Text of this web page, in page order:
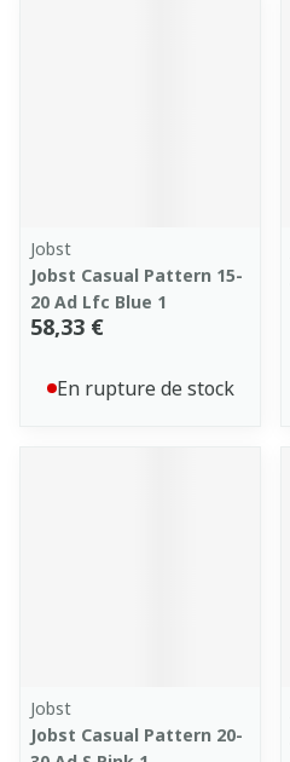
Jobst
Jobst Casual Pattern 15-
20 Ad Lfc Blue 1
58,33 €
En rupture de stock
Jobst
Jobst Casual Pattern 20-